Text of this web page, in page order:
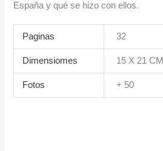
España y qué se hizo con ellos.
Paginas 32
Dimensiomes 15 X 21 CM
Fotos + 50